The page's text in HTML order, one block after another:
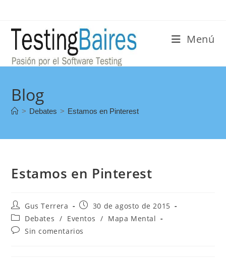
Menú
Blog
> Debates > Estamos en Pinterest
Estamos en Pinterest
Gus Terrera
30 de agosto de 2015
Debates / Eventos / Mapa Mental
Sin comentarios